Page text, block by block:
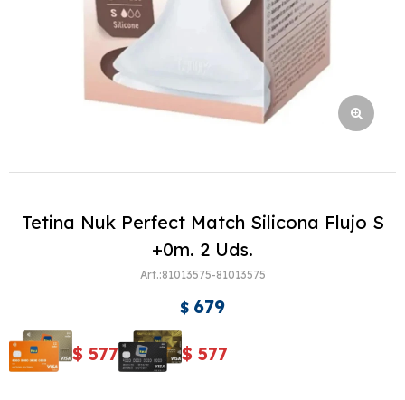
Tetina Nuk Perfect Match Silicona Flujo S
+0m. 2 Uds.
81013575-81013575
$ 679
$ 577 $ 577